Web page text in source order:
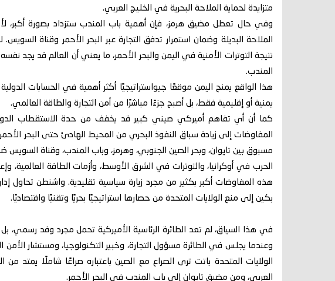
متزايدة لحماية الملاحة البحرية في الخليج العربي.
وفي حال تعطل مضيق هرمز، فإن أهمية باب المندب ستزداد بصورة
الملاحة البديلة وضمان استمرار تدفق التجارة عبر البحر الأحمر وقناة
نتيجة التوترات الأمنية في اليمن والبحر الأحمر، ما يعني أن العالم قد يجد
المندب.
هذا الواقع يمنح اليمن موقعًا جيواستراتيجيًا أكثر أهمية في الحسابات
يمنية أو إقليمية فقط، بل أصبح جزءًا مباشرًا من أمن التجارة والطاقة العالمي.
كما أن أي تفاهم أميركي صيني كبير قد يخفف من حدة الاستقطاب
المفاوضات إلى زيادة سباق النفوذ البحري من المحيط الهادئ حتى البحر الأحمر
مسبوق بين تايوان، وبحر الصين الجنوبي، وهرمز، وباب المندب، وقناة
الحرب في أوكرانيا، والتوترات في الشرق الأوسط، وأزمات الطاقة العالمية،
هذه المفاوضات أكبر بكثير من مجرد زيارة سياسية تقليدية. واشنطن تحاول
بكين إلى منع الولايات المتحدة من حصارها استراتيجيًا بحريًا وتقنيًا واقتصاديًا.
في هذا السياق، لم تعد الطائرة الرئاسية الأميركية تحمل مجرد وفد رسمي،
وعندما يجلس في الطائرة مسؤول التجارة، وخبير التكنولوجيا، ومستشار الأمن
الولايات المتحدة باتت ترى الصراع مع الصين باعتباره صراعًا شاملًا يمتد
العربي، ومن مضيق تايوان إلى باب المندب في البحر الأحمر.